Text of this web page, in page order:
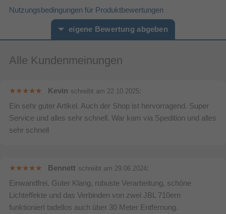
AC Eingangsfrequenz
Herstellerartikelnummer JBLPARTYBOX710EU
Nutzungsbedingungen für Produktbewertungen
eigene Bewertung abgeben
Vorname* Nachname*
Ihre Bewertung:
Bitte mindestens 20 Wörter eingeben
Ihr Kommentar*
Alle Kundenmeinungen
Kevin schreibt am 22.10.2025:
Ein sehr guter Artikel. Auch der Shop ist hervorragend. Super
Service und alles sehr schnell. War kam via Spedition und alles
sehr schnell
Bennett schreibt am 29.06.2024:
Einwandfrei. Guter Klang, robuste Verarbeitung, schöne
Lichteffekte und das Verbinden von zwei JBL 710ern
funktioniert tadellos auch über 30 Meter Entfernung.